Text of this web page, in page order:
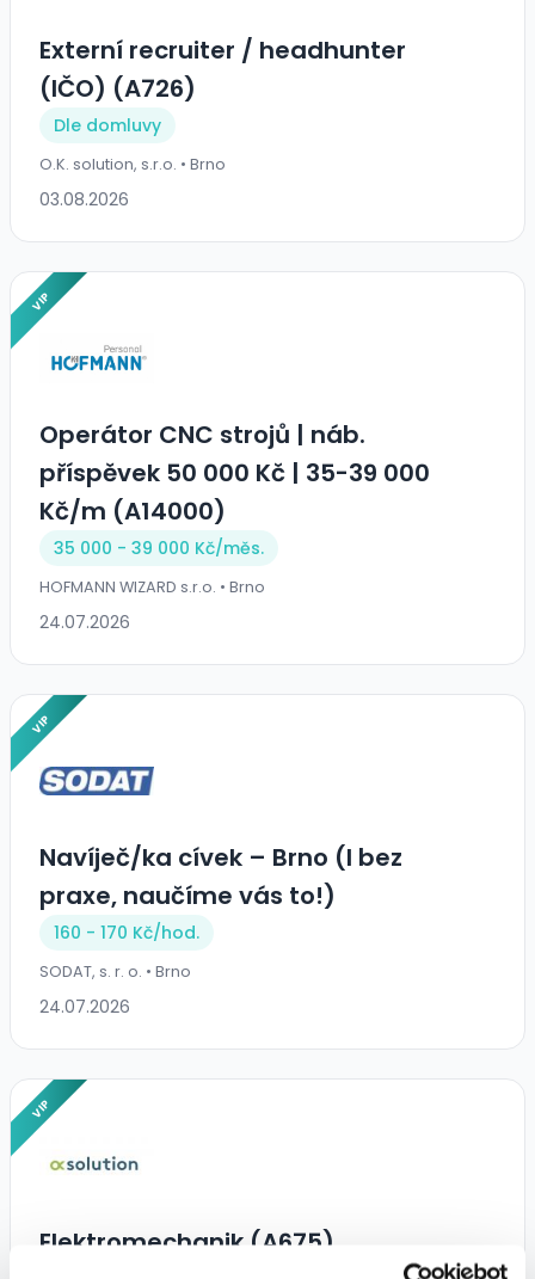
Externí recruiter / headhunter
(IČO) (A726)
Dle domluvy
O.K. solution, s.r.o. • Brno
03.08.2026
VIP
️Operátor CNC strojů ️| náb.
příspěvek 50 000 Kč | 35-39 000
Kč/m (A14000)
35 000 - 39 000 Kč/měs.
HOFMANN WIZARD s.r.o. • Brno
24.07.2026
VIP
Navíječ/ka cívek – Brno (I bez
praxe, naučíme vás to!)
160 - 170 Kč/hod.
SODAT, s. r. o. • Brno
24.07.2026
VIP
Elektromechanik (A675)